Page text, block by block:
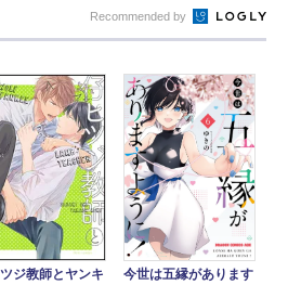
Recommended by
ジ教師とヤンキ
今世は五縁があります